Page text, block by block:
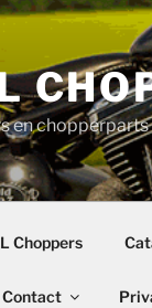
en chopperparts
Choppers
Contact